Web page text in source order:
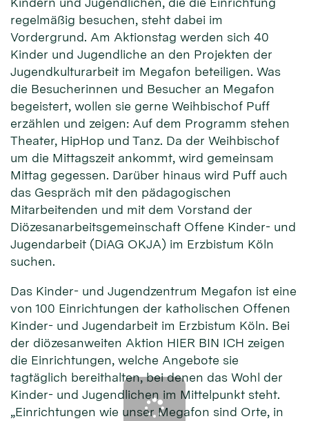
regelmäßig besuchen, steht dabei im
Vordergrund. Am Aktionstag werden sich 40
Kinder und Jugendliche an den Projekten der
Jugendkulturarbeit im Megafon beteiligen. Was
die Besucherinnen und Besucher an Megafon
begeistert, wollen sie gerne Weihbischof Puff
erzählen und zeigen: Auf dem Programm stehen
Theater, HipHop und Tanz. Da der Weihbischof
um die Mittagszeit ankommt, wird gemeinsam
Mittag gegessen. Darüber hinaus wird Puff auch
das Gespräch mit den pädagogischen
Mitarbeitenden und mit dem Vorstand der
Diözesanarbeitsgemeinschaft Offene Kinder- und
Jugendarbeit (DiAG OKJA) im Erzbistum Köln
suchen.
Das Kinder- und Jugendzentrum Megafon ist eine
von 100 Einrichtungen der katholischen Offenen
Kinder- und Jugendarbeit im Erzbistum Köln. Bei
der diözesanweiten Aktion HIER BIN ICH zeigen
die Einrichtungen, welche Angebote sie
tagtäglich bereithalten, bei denen das Wohl der
Kinder- und Jugendlichen im Mittelpunkt steht.
„Einrichtungen wie unser Megafon sind Orte, in